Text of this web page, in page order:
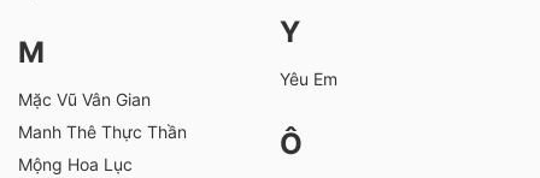
M
Mặc Vũ Vân Gian
Manh Thê Thực Thần
Mộng Hoa Lục
Y
Yêu Em
Ô